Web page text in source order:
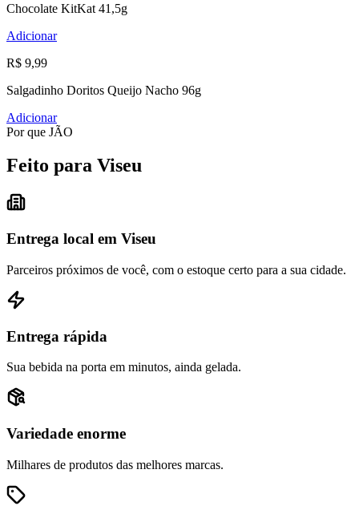
Chocolate KitKat 41,5g
Adicionar
R$ 9,99
Salgadinho Doritos Queijo Nacho 96g
Adicionar
Por que JÃO
Feito para Viseu
Entrega local em Viseu
Parceiros próximos de você, com o estoque certo para a sua cidade.
Entrega rápida
Sua bebida na porta em minutos, ainda gelada.
Variedade enorme
Milhares de produtos das melhores marcas.